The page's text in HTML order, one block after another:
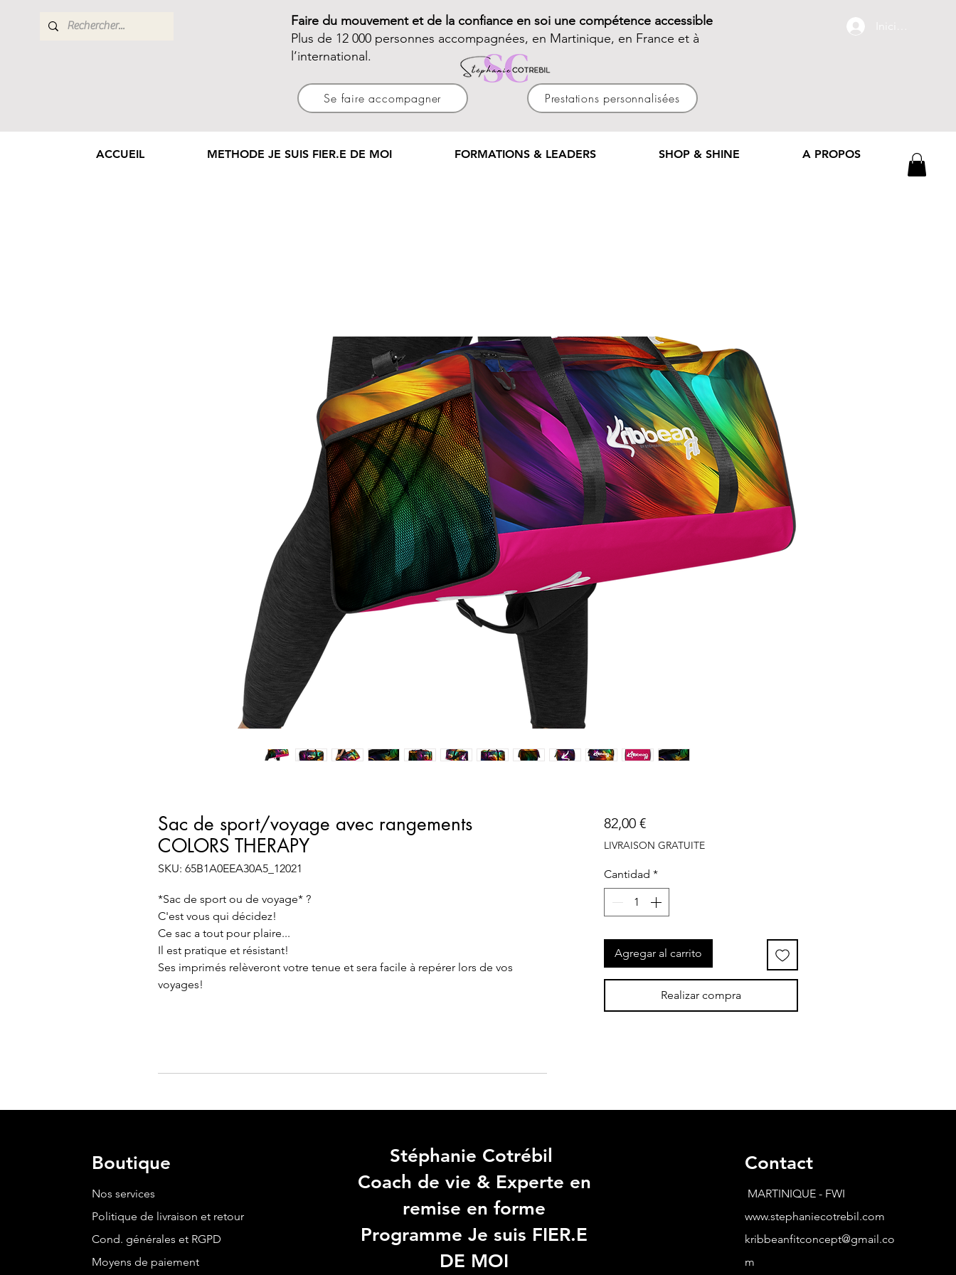
Faire du mouvement et de la confiance en soi une compétence accessible
Plus de 12 000 personnes accompagnées, en Martinique, en France et à
l’international.
Se faire accompagner Prestations personnalisées
Iniciar sesión
ACCUEIL METHODE JE SUIS FIER.E DE MOI FORMATIONS & LEADERS SHOP & SHINE A PROPOS
Sac de sport/voyage avec rangements
COLORS THERAPY
SKU: 65B1A0EEA30A5_12021
*Sac de sport ou de voyage* ?
C'est vous qui décidez!
Ce sac a tout pour plaire...
Il est pratique et résistant!
Ses imprimés relèveront votre tenue et sera facile à repérer lors de vos
voyages!
82,00 €Precio
LIVRAISON GRATUITE
Cantidad *
Agregar al carrito
Realizar compra
Boutique
Nos services
Politique de livraison et retour
Cond. générales et RGPD
Moyens de paiement
Stéphanie Cotrébil
Coach de vie & Experte en
remise en forme
Programme Je suis FIER.E
DE MOI
Contact
MARTINIQUE - FWI
www.stephaniecotrebil.com
kribbeanfitconcept@gmail.co
m